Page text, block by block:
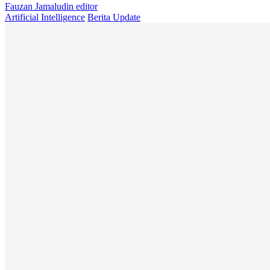
Fauzan Jamaludin editor
Artificial Intelligence Berita Update